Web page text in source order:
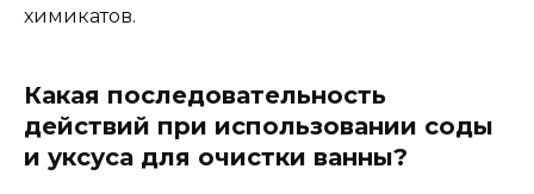
химикатов.
Какая последовательность
действий при использовании соды
и уксуса для очистки ванны?